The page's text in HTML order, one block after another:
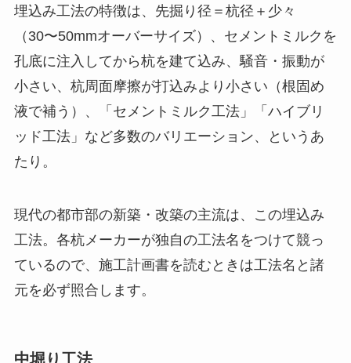
埋込み工法の特徴は、先掘り径＝杭径＋少々
（30〜50mmオーバーサイズ）、セメントミルクを
孔底に注入してから杭を建て込み、騒音・振動が
小さい、杭周面摩擦が打込みより小さい（根固め
液で補う）、「セメントミルク工法」「ハイブリ
ッド工法」など多数のバリエーション、というあ
たり。
現代の都市部の新築・改築の主流は、この埋込み
工法。各杭メーカーが独自の工法名をつけて競っ
ているので、施工計画書を読むときは工法名と諸
元を必ず照合します。
中堀り工法